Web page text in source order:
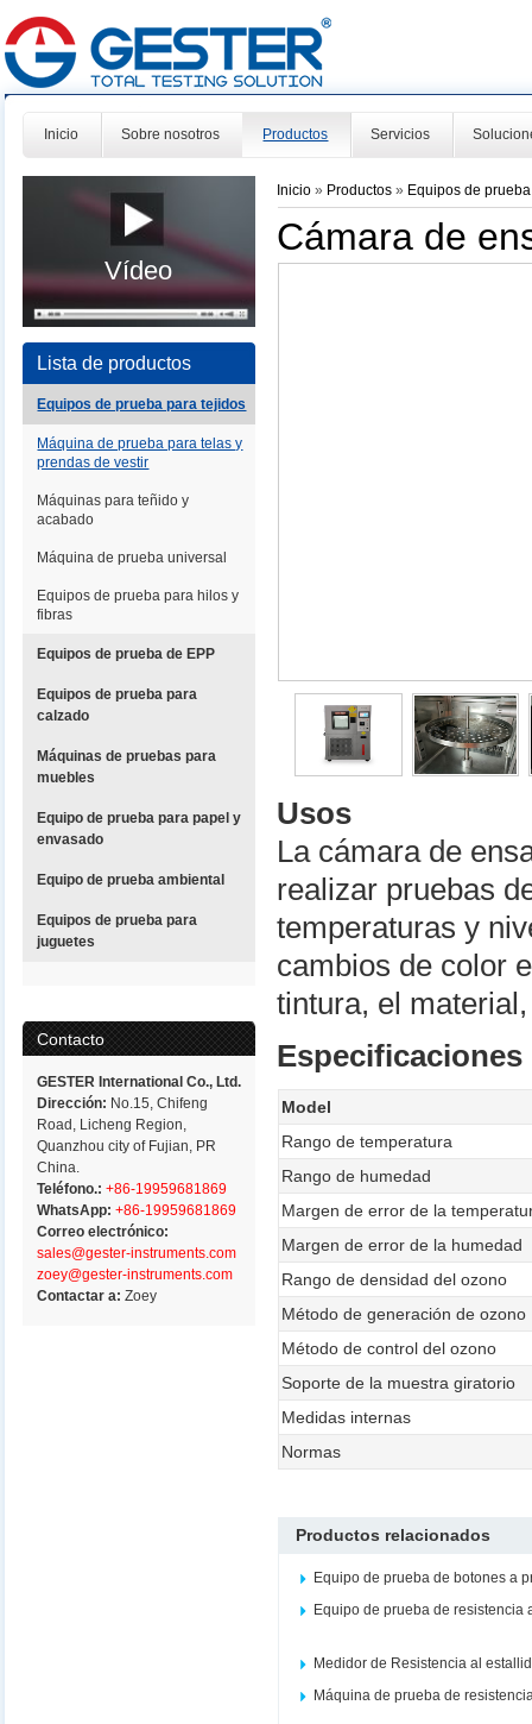
Inicio Sobre nosotros Productos Servicios
Vídeo
Lista de productos
Equipos de prueba para tejidos
Máquina de prueba para telas y
prendas de vestir
Máquinas para teñido y
acabado
Máquina de prueba universal
Equipos de prueba para hilos y
fibras
Equipos de prueba de EPP
Equipos de prueba para
calzado
Máquinas de pruebas para
muebles
Equipo de prueba para papel y
envasado
Equipo de prueba ambiental
Equipos de prueba para
juguetes
Contacto
GESTER International Co., Ltd.
Dirección: No.15, Chifeng
Road, Licheng Region,
Quanzhou city of Fujian, PR
China.
Teléfono.: +86-19959681869
WhatsApp: +86-19959681869
Correo electrónico:
sales@gester-instruments.com
zoey@gester-instruments.com
Contactar a:Zoey
Inicio » Productos» Equipos de
Cámara de
Usos
La cámara de
realizar pruebas
temperaturas y
cambios de color
tintura, el
Especificaciones
Model
Rango de temperatura
Rango de humedad
Margen de error de la
Margen de error de la humedad
Rango de densidad del ozono
Método de generación de ozono
Método de control del ozono
Soporte de la muestra giratorio
Medidas internas
Normas
Productos relacionados
Equipo de prueba de botones a
Equipo de prueba de resistencia
Medidor de Resistencia al
Máquina de prueba de